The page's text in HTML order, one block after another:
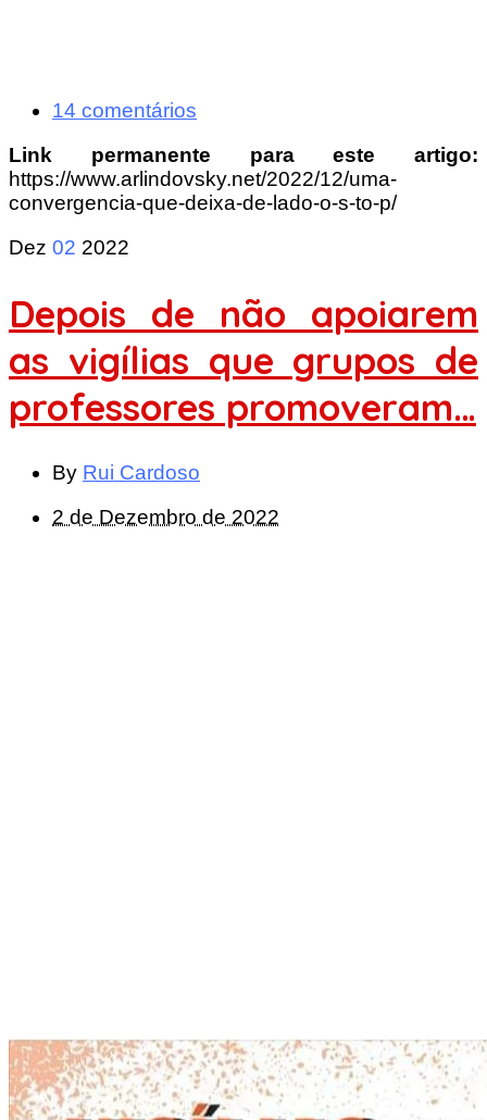
14 comentários
Link permanente para este artigo:
https://www.arlindovsky.net/2022/12/uma-
convergencia-que-deixa-de-lado-o-s-to-p/
Dez 02 2022
Depois de não apoiarem
as vigílias que grupos de
professores promoveram…
By Rui Cardoso
2 de Dezembro de 2022